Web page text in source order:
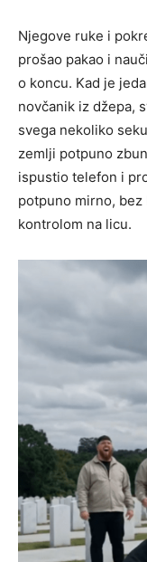
Njegove ruke i
prošao pakao i
o koncu. Kad je
novčanik iz džepa,
svega nekoliko
zemlji potpuno
ispustio telefon i
potpuno mirno, bez
kontrolom na licu.